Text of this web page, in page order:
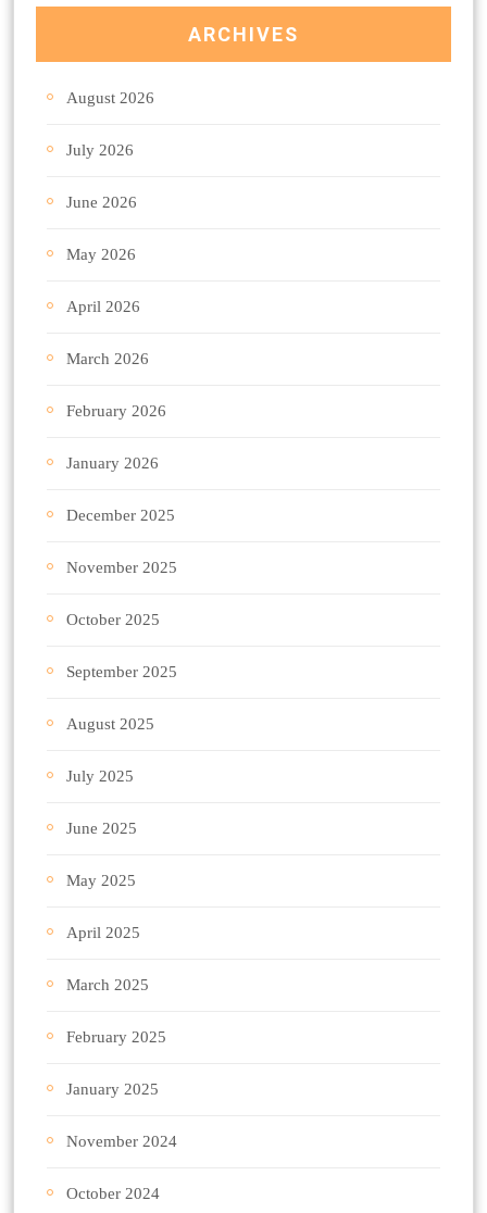
ARCHIVES
August 2026
July 2026
June 2026
May 2026
April 2026
March 2026
February 2026
January 2026
December 2025
November 2025
October 2025
September 2025
August 2025
July 2025
June 2025
May 2025
April 2025
March 2025
February 2025
January 2025
November 2024
October 2024